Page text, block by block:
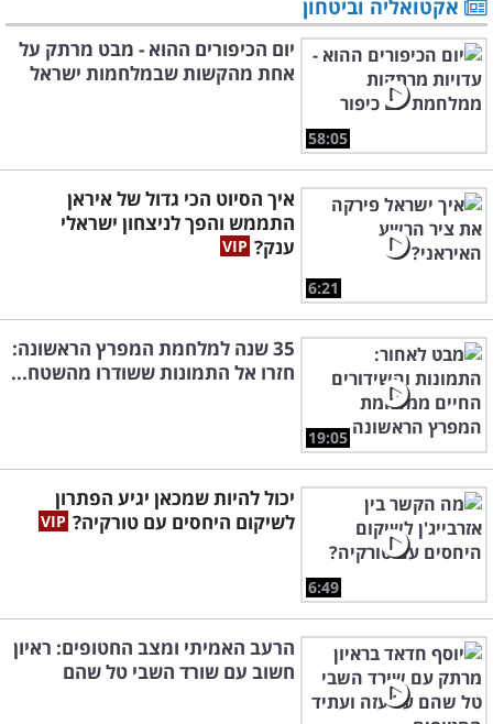
אקטואליה וביטחון
58:05
יום הכיפורים ההוא - מבט מרתק על
אחת מהקשות שבמלחמות ישראל
6:21
איך הסיוט הכי גדול של איראן
התממש והפך לניצחון ישראלי
ענק?
19:05
35 שנה למלחמת המפרץ הראשונה:
חזרו אל התמונות ששודרו מהשטח...
6:49
יכול להיות שמכאן יגיע הפתרון
לשיקום היחסים עם טורקיה?
הרעב האמיתי ומצב החטופים: ראיון
חשוב עם שורד השבי טל שהם